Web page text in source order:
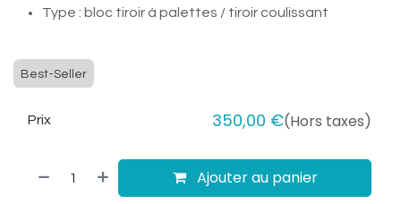
Type : bloc tiroir à palettes / tiroir coulissant
Best-Seller
Ajouter au panier
Prix 350,00 €(Hors taxes)